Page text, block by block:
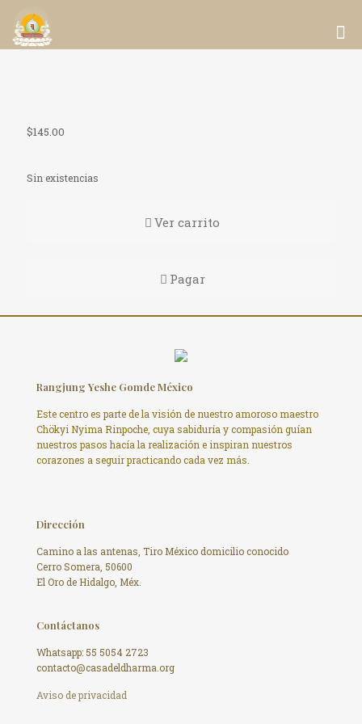
$145.00
Sin existencias
Ver carrito
Pagar
Rangjung Yeshe Gomde México
Este centro es parte de la visión de nuestro amoroso maestro
Chökyi Nyima Rinpoche, cuya sabiduría y compasión guían
nuestros pasos hacía la realización e inspiran nuestros
corazones a seguir practicando cada vez más.
Dirección
Camino a las antenas, Tiro México domicilio conocido
Cerro Somera, 50600
El Oro de Hidalgo, Méx.
Contáctanos
Whatsapp: 55 5054 2723
contacto@casadeldharma.org ​
Aviso de privacidad